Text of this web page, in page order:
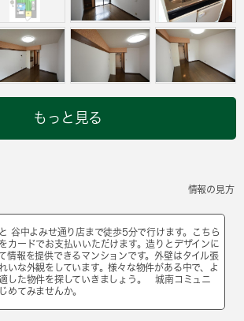
もっと見る
情報の見方
谷中よみせ通り店まで徒歩5分で行けます。こちら
カードでお支払いいただけます。造りとデザインに
情報を提供できるマンションです。外壁はタイル張
いな外観をしています。様々な物件がある中で、よ
した物件を探していきましょう。 城南コミュニ
めてみませんか。